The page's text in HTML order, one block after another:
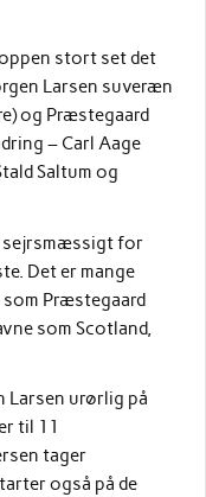
stort set det
Larsen suveræn
og Præstegaard
– Carl Aage
Saltum og
sejrsmæssigt for
Det er mange
Præstegaard
som Scotland,
Larsen urørlig på
til 11
tager
også på de